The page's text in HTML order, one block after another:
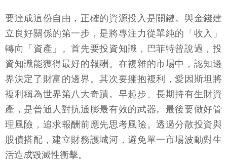
要達成這份自由，正確的資源投入是關鍵。與金錢建
立良好關係的第一步，是將專注力從單純的「收入」
轉向「資產」。首先要投資知識，巴菲特曾說過，投
資知識能獲得最好的報酬。在複雜的市場中，認知邊
界決定了財富的邊界。其次要擁抱複利，愛因斯坦將
複利稱為世界第八大奇蹟。早起步、長期持有生財資
產，是普通人對抗通膨最有效的武器。最後要做好管
理風險，追求報酬前應先思考風險。透過分散投資與
股債搭配，建立財務護城河，避免單一市場波動對生
活造成毀滅性衝擊。